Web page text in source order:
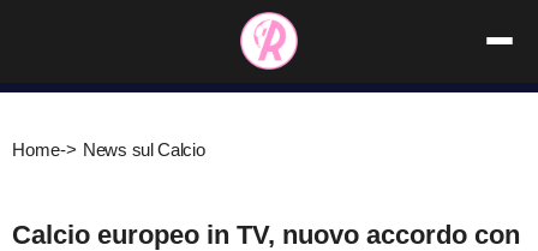
contenuto
Home-> News sul Calcio
Calcio europeo in TV, nuovo accordo con